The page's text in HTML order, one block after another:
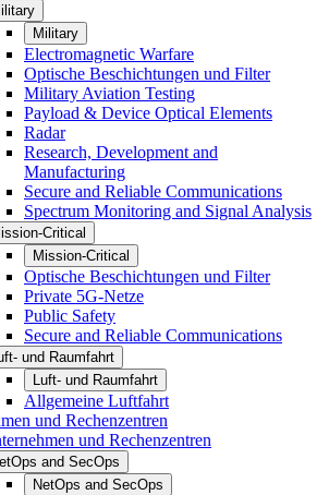
Military
Electromagnetic Warfare
Optische Beschichtungen und Filter
Military Aviation Testing
Payload & Device Optical Elements
Radar
Research, Development and
Manufacturing
Secure and Reliable Communications
Spectrum Monitoring and Signal Analysis
Critical
Mission-Critical
Optische Beschichtungen und Filter
Private 5G-Netze
Public Safety
Secure and Reliable Communications
und Raumfahrt
Luft- und Raumfahrt
Allgemeine Luftfahrt
und Rechenzentren
und Rechenzentren
and SecOps
NetOps and SecOps